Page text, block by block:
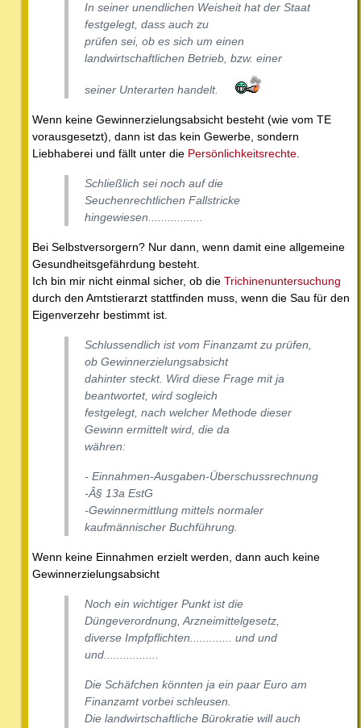
In seiner unendlichen Weisheit hat der Staat
festgelegt, dass auch zu
prüfen sei, ob es sich um einen
landwirtschaftlichen Betrieb, bzw. einer
seiner Unterarten handelt.
Wenn keine Gewinnerzielungsabsicht besteht (wie vom TE
vorausgesetzt), dann ist das kein Gewerbe, sondern
Liebhaberei und fällt unter die Persönlichkeitsrechte.
Schließlich sei noch auf die
Seuchenrechtlichen Fallstricke
hingewiesen.................
Bei Selbstversorgern? Nur dann, wenn damit eine allgemeine
Gesundheitsgefährdung besteht.
Ich bin mir nicht einmal sicher, ob die Trichinenuntersuchung
durch den Amtstierarzt stattfinden muss, wenn die Sau für den
Eigenverzehr bestimmt ist.
Schlussendlich ist vom Finanzamt zu prüfen,
ob Gewinnerzielungsabsicht
dahinter steckt. Wird diese Frage mit ja
beantwortet, wird sogleich
festgelegt, nach welcher Methode dieser
Gewinn ermittelt wird, die da
währen:
- Einnahmen-Ausgaben-Überschussrechnung
-Â§ 13a EstG
-Gewinnermittlung mittels normaler
kaufmännischer Buchführung.
Wenn keine Einnahmen erzielt werden, dann auch keine
Gewinnerzielungsabsicht
Noch ein wichtiger Punkt ist die
Düngeverordnung, Arzneimittelgesetz,
diverse Impfpflichten............. und und
und.................
Die Schäfchen könnten ja ein paar Euro am
Finanzamt vorbei schleusen.
Die landwirtschaftliche Bürokratie will auch